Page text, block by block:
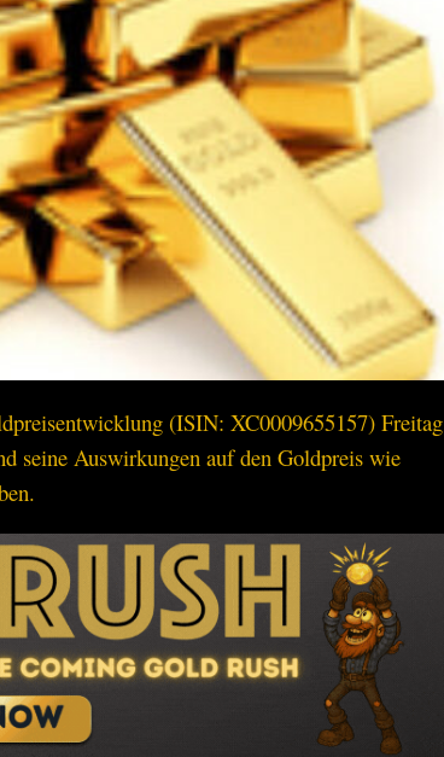
(ISIN: XC0009655157) Freitag
seine Auswirkungen auf den Goldpreis wie